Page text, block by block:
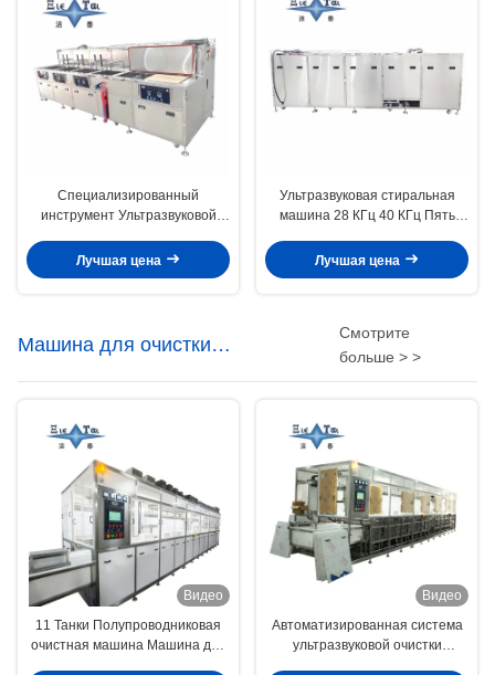
Специализированный
инструмент Ультразвуковой
обезжиривания и
обезжиривания оптического
Лучшая цена
Ультразвуковая стиральная
машина 28 КГц 40 КГц Пять
инструментальный очиститель
для линий оптического
Лучшая цена
Машина для очистки
полупроводников
Смотрите
больше > >
Видео
11 Танки Полупроводниковая
очистная машина Машина для
Видео
Автоматизированная система
ультразвуковой очистки